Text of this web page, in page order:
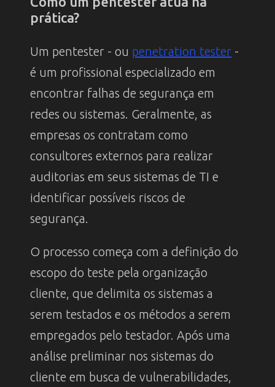
prática?
Um pentester - ou penetration tester -
é um profissional especializado em
encontrar falhas de segurança em
redes ou sistemas. Geralmente, as
empresas os contratam como
consultores externos para realizar
auditorias em seus sistemas de TI e
identificar possíveis riscos de
segurança.
O processo começa com a definição do
escopo do teste pela organização
cliente, que delimita os sistemas a
serem testados e os métodos a serem
empregados pelo testador. Após uma
análise preliminar nos sistemas do
cliente em busca de vulnerabilidades,